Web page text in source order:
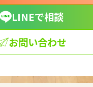
LINEで相談
お問い合わせ